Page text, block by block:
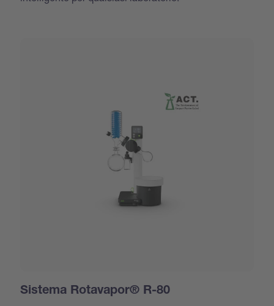
Sistema Rotavapor® R-80